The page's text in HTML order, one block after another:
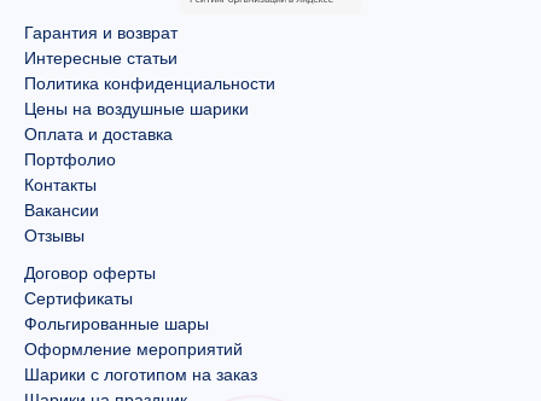
Гарантия и возврат
Интересные статьи
Политика конфиденциальности
Цены на воздушные шарики
Оплата и доставка
Портфолио
Контакты
Вакансии
Отзывы
Договор оферты
Сертификаты
Фольгированные шары
Оформление мероприятий
Шарики с логотипом на заказ